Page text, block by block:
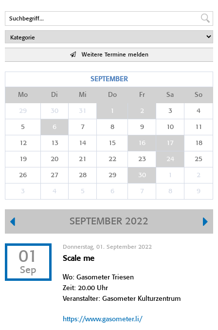
Weitere Termine melden
SEPTEMBER
Mo Di Mi Do Fr Sa So
29 30 31 1 2 3 4
5 6 7 8 9 10 11
12 13 14 15 16 17 18
19 20 21 22 23 24 25
26 27 28 29 30 1 2
3 4 5 6 7 8 9
SEPTEMBER 2022
01
Sep
Donnerstag, 01. September 2022
Scale me
Wo: Gasometer Triesen
Zeit: 20.00 Uhr
Veranstalter: Gasometer Kulturzentrum
https://www.gasometer.li/